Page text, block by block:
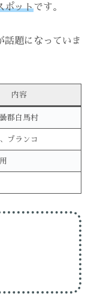
ポットです。
話題になっていま
内容
郡白馬村
ブランコ